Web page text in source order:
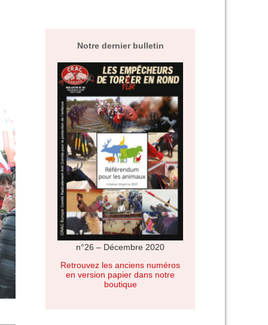
Notre dernier bulletin
n°26 – Décembre 2020
Retrouvez les anciens numéros
en version papier dans notre
boutique